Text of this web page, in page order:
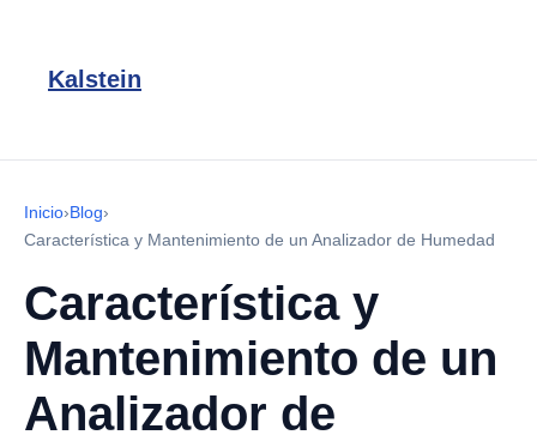
Kalstein
Inicio›Blog›
Característica y Mantenimiento de un Analizador de Humedad
Característica y
Mantenimiento de un
Analizador de